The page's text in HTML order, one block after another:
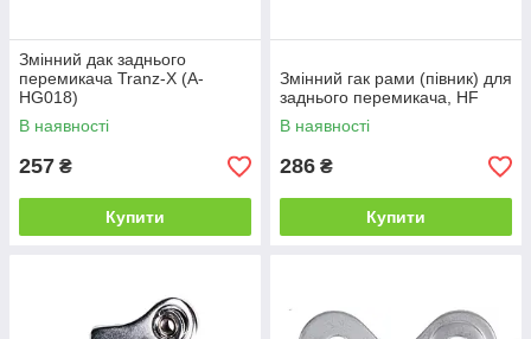
Змінний дак заднього
перемикача Tranz-X (A-
HG018)
В наявності
257 ₴
Купити
Змінний гак рами (півник) для
заднього перемикача, HF
В наявності
286 ₴
Купити